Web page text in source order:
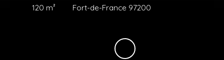
120 m² Fort-de-France 97200